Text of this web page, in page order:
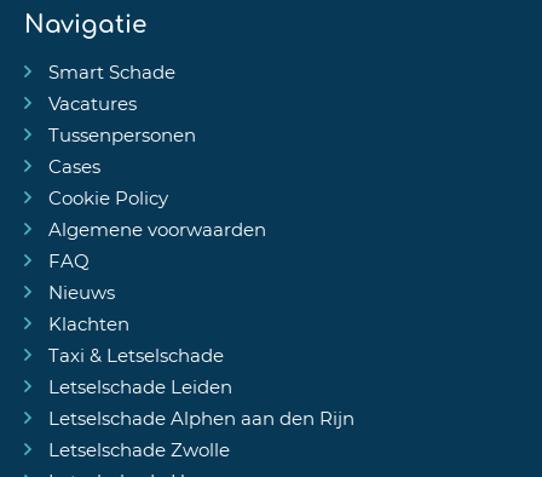
Navigatie
Smart Schade
Vacatures
Tussenpersonen
Cases
Cookie Policy
Algemene voorwaarden
FAQ
Nieuws
Klachten
Taxi & Letselschade
Letselschade Leiden
Letselschade Alphen aan den Rijn
Letselschade Zwolle